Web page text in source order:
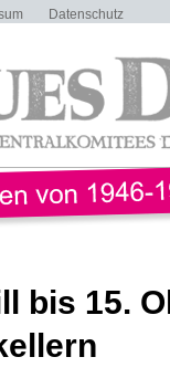
Datenschutz
bis 15.